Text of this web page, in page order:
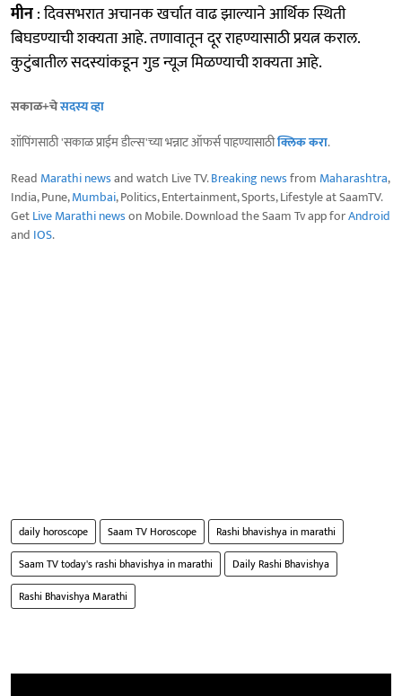
मीन: दिवसभरात अचानक खर्चात वाढ झाल्याने आर्थिक स्थिती
बिघडण्याची शक्यता आहे. तणावातून दूर राहण्यासाठी प्रयत्न कराल.
कुटुंबातील सदस्यांकडून गुड न्यूज मिळण्याची शक्यता आहे.
सकाळ+चेसदस्य व्हा
शॉपिंगसाठी 'सकाळ प्राईम डील्स'च्या भन्नाट ऑफर्स पाहण्यासाठीक्लिक करा.
Read Marathi newsand watch Live TV.Breaking newsfrom Maharashtra,
India, Pune,Mumbai, Politics, Entertainment, Sports, Lifestyle at SaamTV.
GetLive Marathi newson Mobile. Download the Saam Tv app forAndroid
and IOS.
daily horoscope Saam TV Horoscope
Rashi bhavishya in marathi
Saam TV today's rashi bhavishya in marathi
Daily Rashi Bhavishya
Rashi Bhavishya Marathi